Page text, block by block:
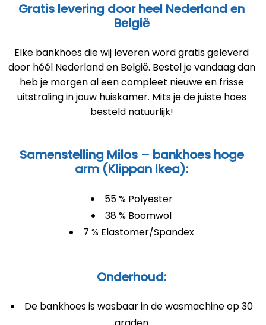
Gratis levering door heel Nederland en
België
Elke bankhoes die wij leveren word gratis geleverd
door héél Nederland en België. Bestel je vandaag dan
heb je morgen al een compleet nieuwe en frisse
uitstraling in jouw huiskamer. Mits je de juiste hoes
besteld natuurlijk!
Samenstelling Milos – bankhoes hoge
arm (Klippan Ikea):
55 % Polyester
38 % Boomwol
7 % Elastomer/Spandex
Onderhoud:
De bankhoes is wasbaar in de wasmachine op 30